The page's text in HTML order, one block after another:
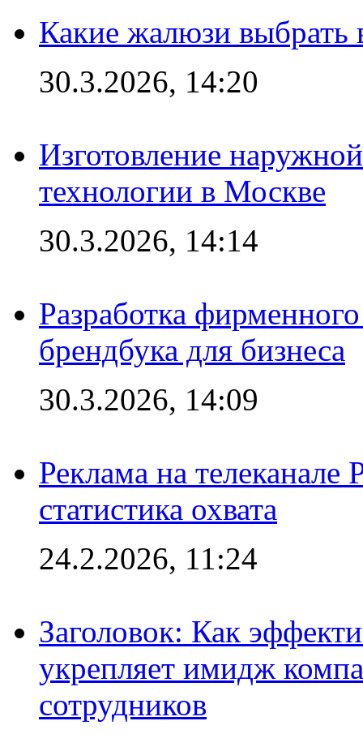
Какие жалюзи выбрать
30.3.2026, 14:20
Изготовление
технологии в Москве
30.3.2026, 14:14
Разработка
брендбука для бизнеса
30.3.2026, 14:09
Реклама на
статистика охвата
24.2.2026, 11:24
Заголовок: Как
укрепляет имидж
сотрудников